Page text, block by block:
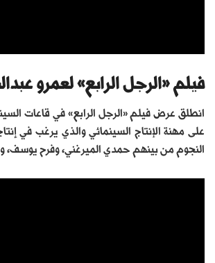
فيلم «الرجل الرابع» لعمرو
انطلق عرض فيلم «الرجل الرابع» في قاعات
على مهنة الإنتاج السينمائي والذي يرغب في
النجوم من بينهم حمدي الميرغني، وفرح يوسف،